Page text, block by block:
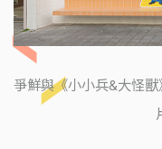
爭鮮與《小小兵&大怪